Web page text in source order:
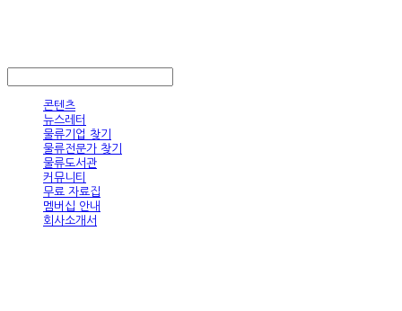
콘텐츠
뉴스레터
물류기업 찾기
물류전문가 찾기
물류도서관
커뮤니티
무료 자료집
멤버십 안내
회사소개서